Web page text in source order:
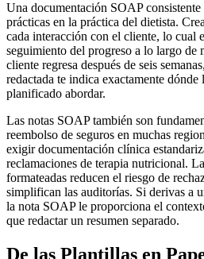
Una documentación SOAP
prácticas en la práctica del dietista.
cada interacción con el cliente, lo cual
seguimiento del progreso a lo largo de
cliente regresa después de seis
redactada te indica exactamente dónde
planificado abordar.
Las notas SOAP también son
reembolso de seguros en muchas
exigir documentación clínica
reclamaciones de terapia nutricional.
formateadas reducen el riesgo de
simplifican las auditorías. Si derivas a
la nota SOAP le proporciona el
que redactar un resumen separado.
De las Plantillas en